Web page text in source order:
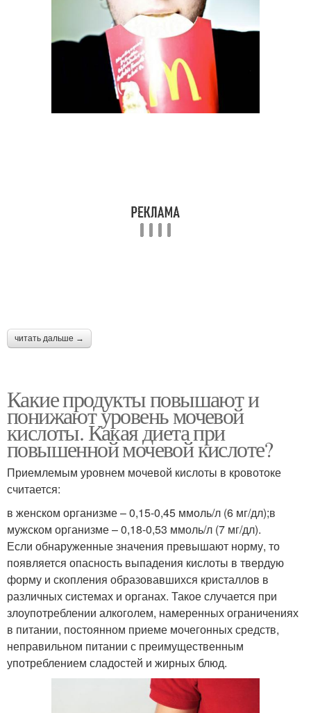
читать дальше →
Какие продукты повышают и
понижают уровень мочевой
кислоты. Какая диета при
повышенной мочевой кислоте?
Приемлемым уровнем мочевой кислоты в кровотоке
считается:
в женском организме – 0,15-0,45 ммоль/л (6 мг/дл);в
мужском организме – 0,18-0,53 ммоль/л (7 мг/дл).
Если обнаруженные значения превышают норму, то
появляется опасность выпадения кислоты в твердую
форму и скопления образовавшихся кристаллов в
различных системах и органах. Такое случается при
злоупотреблении алкоголем, намеренных ограничениях
в питании, постоянном приеме мочегонных средств,
неправильном питании с преимущественным
употреблением сладостей и жирных блюд.